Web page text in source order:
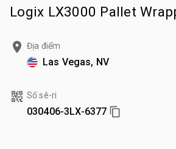
Logix LX3000 Pallet
Địa điểm
Las Vegas, NV
Số sê-ri
030406-3LX-6377